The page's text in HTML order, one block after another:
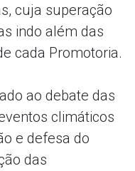
cuja superação
indo além das
cada Promotoria.
ao debate das
climáticos
e defesa do
das